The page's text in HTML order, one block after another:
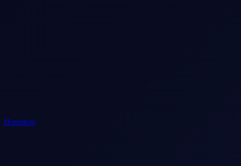
Horoskop